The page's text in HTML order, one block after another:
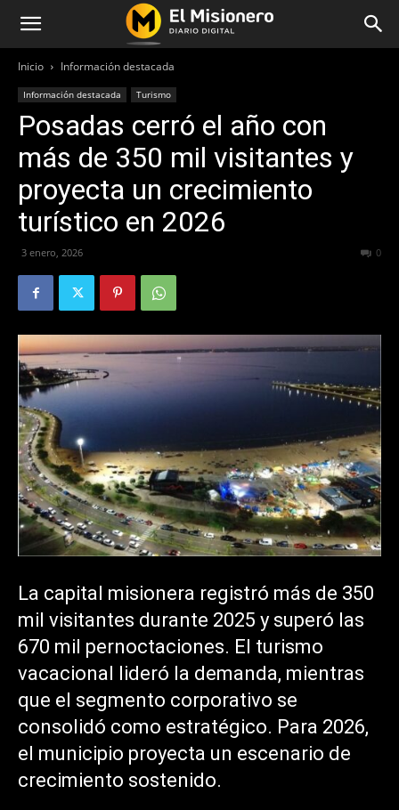
Inicio Información destacada
Información destacada Turismo
Posadas cerró el año con
más de 350 mil visitantes y
proyecta un crecimiento
turístico en 2026
3 enero, 2026 0
La capital misionera registró más de 350
mil visitantes durante 2025 y superó las
670 mil pernoctaciones. El turismo
vacacional lideró la demanda, mientras
que el segmento corporativo se
consolidó como estratégico. Para 2026,
el municipio proyecta un escenario de
crecimiento sostenido.